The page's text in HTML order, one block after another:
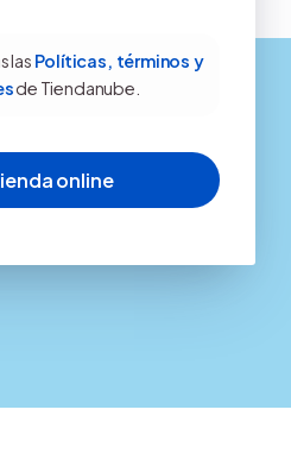
las Políticas, términos y
de Tiendanube.